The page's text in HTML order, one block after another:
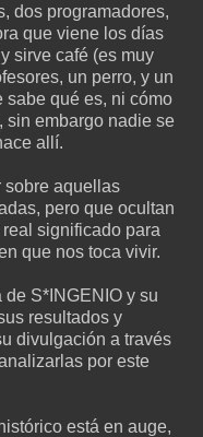
dos programadores,
que viene los días
sirve café (es muy
un perro, y un
sabe qué es, ni cómo
sin embargo nadie se
allí.
sobre aquellas
pero que ocultan
significado para
que nos toca vivir.
S*INGENIO y su
resultados y
divulgación a través
por este
está en auge,